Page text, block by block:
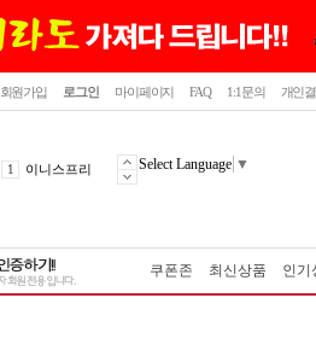
닫기
회원가입 로그인 마이페이지 FAQ 1:1문의 개인
4 메디힐
5 라네즈
Select Language ▼
쿠폰존 최신상품 인기